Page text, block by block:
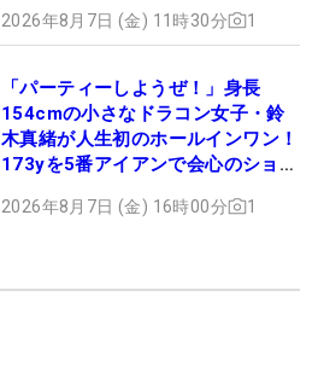
2026年8月7日 (金) 11時30分 1
「パーティーしようぜ！」身長
154cmの小さなドラコン女子・鈴
木真緒が人生初のホールインワン！
173yを5番アイアンで会心のショッ
2026年8月7日 (金) 16時00分 1